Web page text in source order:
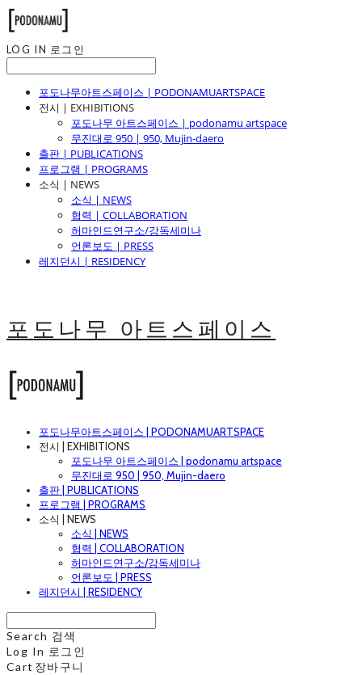
LOG IN 로그인
포도나무아트스페이스 | PODONAMUARTSPACE
전시 | EXHIBITIONS
포도나무 아트스페이스 | podonamu artspace
무진대로 950 | 950, Mujin-daero
출판 | PUBLICATIONS
프로그램 | PROGRAMS
소식 | NEWS
소식 | NEWS
협력 | COLLABORATION
허마인드연구소/강독세미나
언론보도 | PRESS
레지던시 | RESIDENCY
포도나무 아트스페이스
포도나무아트스페이스 | PODONAMUARTSPACE
전시 | EXHIBITIONS
포도나무 아트스페이스 | podonamu artspace
무진대로 950 | 950, Mujin-daero
출판 | PUBLICATIONS
프로그램 | PROGRAMS
소식 | NEWS
소식 | NEWS
협력 | COLLABORATION
허마인드연구소/강독세미나
언론보도 | PRESS
레지던시 | RESIDENCY
Search 검색
Log In 로그인
Cart 장바구니